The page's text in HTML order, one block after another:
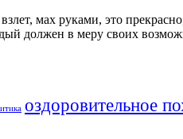
мах руками, это
должен в меру своих
оздоровительное